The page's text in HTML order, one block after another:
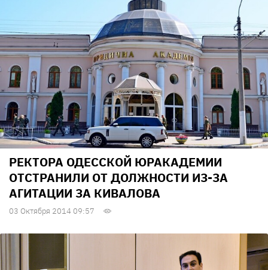
РЕКТОРА ОДЕССКОЙ ЮРАКАДЕМИИ
ОТСТРАНИЛИ ОТ ДОЛЖНОСТИ ИЗ-ЗА
АГИТАЦИИ ЗА КИВАЛОВА
03 Октября 2014 09:57